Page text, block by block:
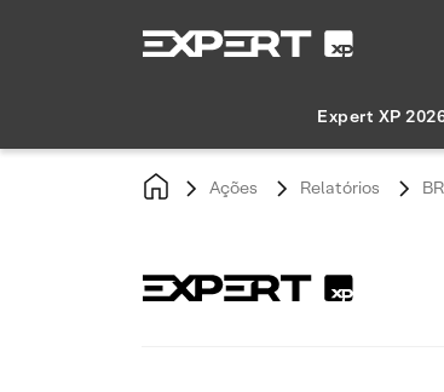
Expert XP
Ações Relatórios